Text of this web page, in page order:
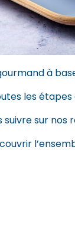
à
les
suivre sur nos